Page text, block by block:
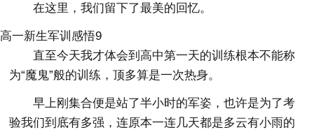
在这里，我们留下了最美的回忆。
高一新生军训感悟9
直至今天我才体会到高中第一天的训练根本不能称
为“魔鬼”般的训练，顶多算是一次热身。
早上刚集合便是站了半小时的军姿，也许是为了考
验我们到底有多强，连原本一连几天都是多云有小雨的